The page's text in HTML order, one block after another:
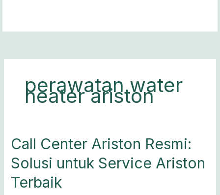
perawatan water
heater ariston
Call Center Ariston Resmi:
Solusi untuk Service Ariston
Terbaik
Call
Center
Ariston
Solusi